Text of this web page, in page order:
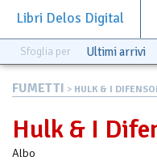
Libri Delos Digital
Sfoglia per Ultimi arrivi
FUMETTI > HULK & I
Hulk & I
Albo